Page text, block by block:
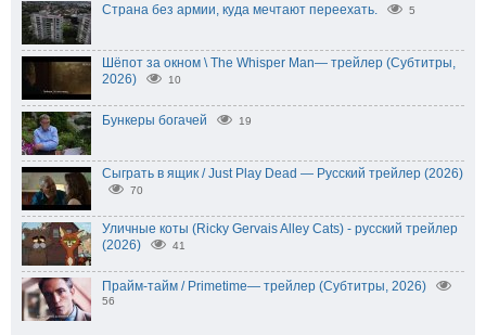
Страна без армии, куда мечтают переехать. 5
Шёпот за окном \ The Whisper Man— трейлер (Субтитры,
2026)
10
Бункеры богачей 19
Сыграть в ящик / Just Play Dead — Русский трейлер (2026)
70
Уличные коты (Ricky Gervais Alley Cats) - русский трейлер
(2026)
41
Прайм-тайм / Primetime— трейлер (Субтитры, 2026)
56